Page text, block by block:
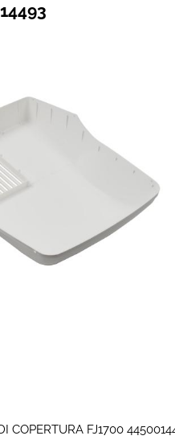
COPERTURA FJ1700